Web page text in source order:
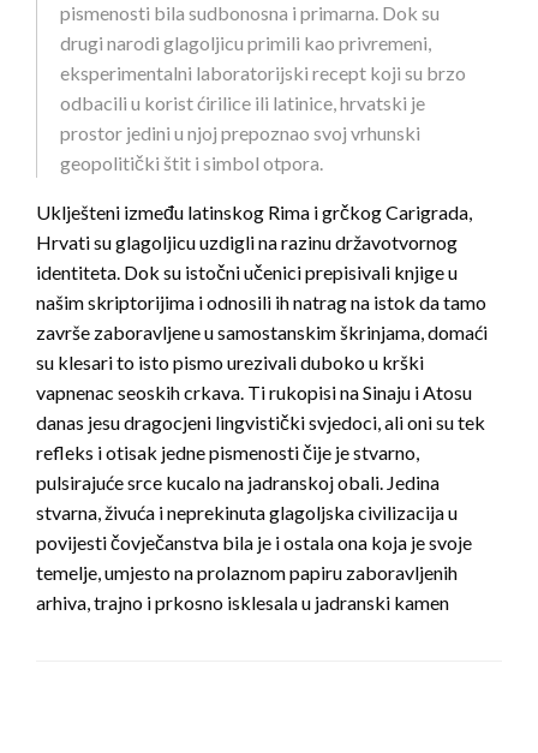
pismenosti bila sudbonosna i primarna. Dok su
drugi narodi glagoljicu primili kao privremeni,
eksperimentalni laboratorijski recept koji su brzo
odbacili u korist ćirilice ili latinice, hrvatski je
prostor jedini u njoj prepoznao svoj vrhunski
geopolitički štit i simbol otpora.
Uklješteni između latinskog Rima i grčkog Carigrada,
Hrvati su glagoljicu uzdigli na razinu državotvornog
identiteta. Dok su istočni učenici prepisivali knjige u
našim skriptorijima i odnosili ih natrag na istok da tamo
završe zaboravljene u samostanskim škrinjama, domaći
su klesari to isto pismo urezivali duboko u krški
vapnenac seoskih crkava. Ti rukopisi na Sinaju i Atosu
danas jesu dragocjeni lingvistički svjedoci, ali oni su tek
refleks i otisak jedne pismenosti čije je stvarno,
pulsirajuće srce kucalo na jadranskoj obali. Jedina
stvarna, živuća i neprekinuta glagoljska civilizacija u
povijesti čovječanstva bila je i ostala ona koja je svoje
temelje, umjesto na prolaznom papiru zaboravljenih
arhiva, trajno i prkosno isklesala u jadranski kamen